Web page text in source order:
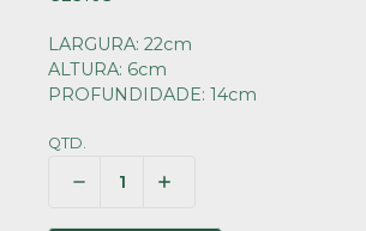
LARGURA: 22cm
ALTURA: 6cm
PROFUNDIDADE: 14cm
QTD.